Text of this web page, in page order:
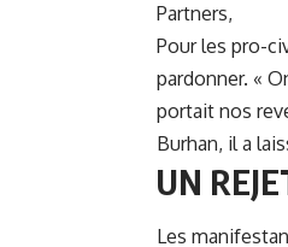
Partners,
Pour les pro-
pardonner. «
portait nos
Burhan, il a
UN
Les